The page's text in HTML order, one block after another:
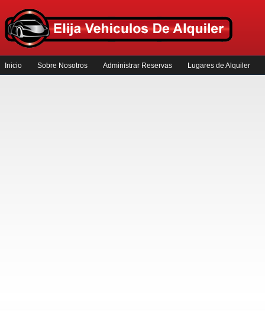
Inicio Sobre Nosotros Administrar Reservas Lugares de Alquiler